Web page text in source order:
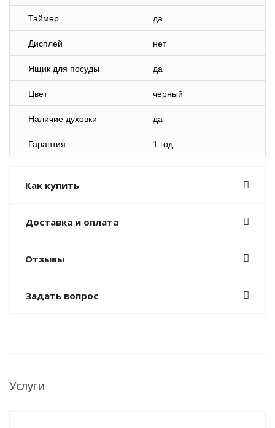
Таймер да
Дисплей нет
Ящик для посуды да
Цвет черный
Наличие духовки да
Гарантия 1 год
Как купить
Доставка и оплата
Отзывы
Задать вопрос
Услуги